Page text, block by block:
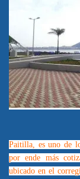
Paitilla, es uno de
por ende más
ubicado en el